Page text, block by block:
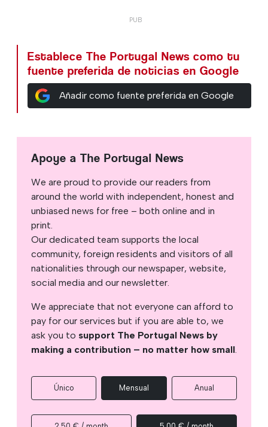
Establece The Portugal News como tu
fuente preferida de noticias en Google
Añadir como fuente preferida en Google
Apoye a The Portugal News
We are proud to provide our readers from
around the world with independent, honest and
unbiased news for free – both online and in
print.
Our dedicated team supports the local
community, foreign residents and visitors of all
nationalities through our newspaper, website,
social media and our newsletter.
We appreciate that not everyone can afford to
pay for our services but if you are able to, we
ask you to support The Portugal News by
making a contribution – no matter how small.
Único Mensual Anual